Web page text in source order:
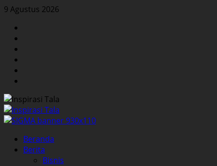
Skip
content
9 Agustus 2026
Primary
Menu
Beranda
Berita
Bisnis